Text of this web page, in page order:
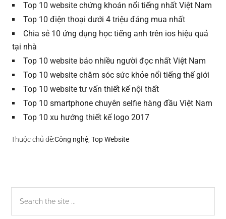
Top 10 website chứng khoán nổi tiếng nhất Việt Nam
Top 10 điện thoại dưới 4 triệu đáng mua nhất
Chia sẻ 10 ứng dụng học tiếng anh trên ios hiệu quả
tại nhà
Top 10 website báo nhiều người đọc nhất Việt Nam
Top 10 website chăm sóc sức khỏe nổi tiếng thế giới
Top 10 website tư vấn thiết kế nội thất
Top 10 smartphone chuyên selfie hàng đầu Việt Nam
Top 10 xu hướng thiết kế logo 2017
Thuộc chủ đề:Công nghệ ,Top Website
Sidebar
chính
the